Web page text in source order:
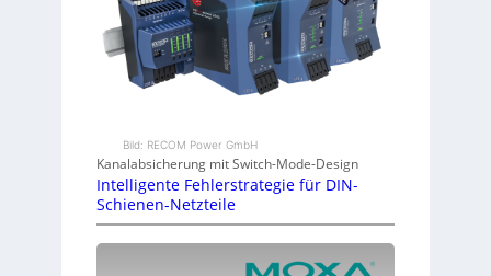
Bild: RECOM Power GmbH
Kanalabsicherung mit Switch-Mode-Design
Intelligente Fehlerstrategie für DIN-
Schienen-Netzteile